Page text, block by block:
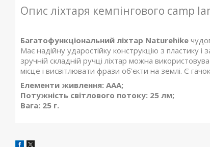
Опис ліхтаря кемпінгового camp
Багатофункціональний ліхтар Naturehike
Має надійну ударостійку конструкцію з пластику
зручній складній ручці ліхтар можна
місце і висвітлювати фрази об'єкти на землі. Є
Елементи живлення: AAA;
Потужність світлового потоку: 25 лм;
Вага: 25 г.